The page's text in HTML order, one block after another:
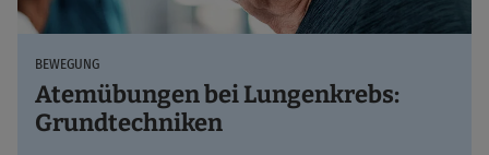
BEWEGUNG
Atemübungen bei Lungenkrebs:
Grundtechniken